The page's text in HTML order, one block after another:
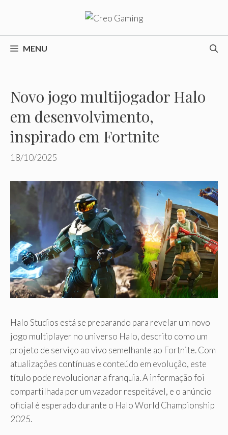
o
conteúdoMENU
Novo jogo multijogador Halo
em desenvolvimento,
inspirado em Fortnite
18/10/2025
Halo Studios está se preparando para revelar um novo
jogo multiplayer no universo Halo, descrito como um
projeto de serviço ao vivo semelhante ao Fortnite. Com
atualizações contínuas e conteúdo em evolução, este
título pode revolucionar a franquia. A informação foi
compartilhada por um vazador respeitável, e o anúncio
oficial é esperado durante o Halo World Championship
2025.